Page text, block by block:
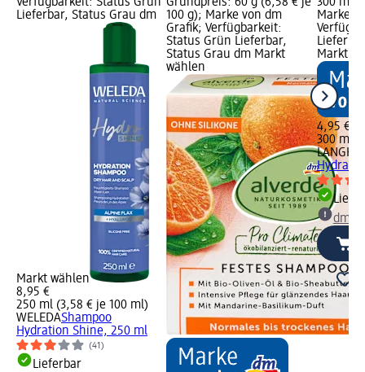
Lieferbar, Status Grau dm
Markt wählen
8,95 €
250 ml (3,58 € je 100 ml)
WELEDAShampoo
Hydration Shine, 250 ml
(41)
Lieferbar
100 g); Marke von dm
Grafik; Verfügbarkeit:
Status Grün Lieferbar,
Status Grau dm Markt
wählen
Marke
Markt
4,95 €
300 ml
dm